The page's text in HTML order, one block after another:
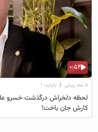
0:54
۸ ماه پیش | بازدید: 1
لحظه دلخراش درگذشت خسرو
کارش جان باخت!